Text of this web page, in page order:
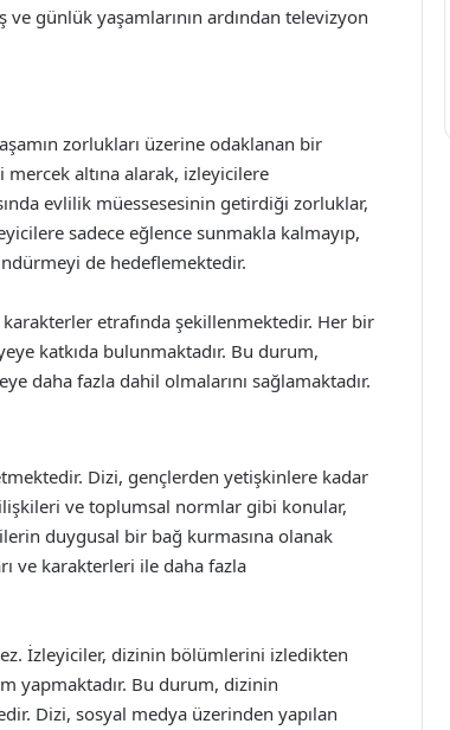
günlük yaşamlarının ardından televizyon
zorlukları üzerine odaklanan bir
mercek altına alarak, izleyicilere
evlilik müessesesinin getirdiği zorluklar,
sadece eğlence sunmakla kalmayıp,
de hedeflemektedir.
etrafında şekillenmektedir. Her bir
katkıda bulunmaktadır. Bu durum,
daha fazla dahil olmalarını sağlamaktadır.
Dizi, gençlerden yetişkinlere kadar
ve toplumsal normlar gibi konular,
duygusal bir bağ kurmasına olanak
ve karakterleri ile daha fazla
İzleyiciler, dizinin bölümlerini izledikten
yapmaktadır. Bu durum, dizinin
Dizi, sosyal medya üzerinden yapılan